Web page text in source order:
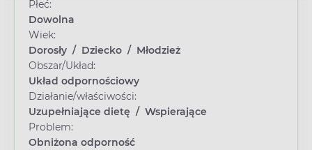
Płeć:
Dowolna
Wiek:
Dorosły / Dziecko / Młodzież
Obszar/Układ:
Układ odpornościowy
Działanie/właściwości:
Uzupełniające dietę / Wspierające
Problem:
Obniżona odporność